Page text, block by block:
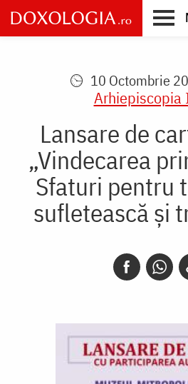
Skip
to
main
10 Octombrie
Arhiepiscopia
Lansare de
„Vindecarea
Sfaturi pentru
sufletească și